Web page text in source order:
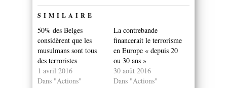
SIMILAIRE
50% des Belges
considèrent que les
musulmans sont tous
des terroristes
1 avril 2016
Dans "Actions"
La contrebande
financerait le terrorisme
en Europe « depuis 20
ou 30 ans »
30 août 2016
Dans "Actions"